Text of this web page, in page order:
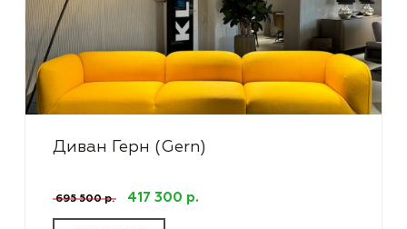
Диван Герн (Gern)
695 500 р. 417 300 р.